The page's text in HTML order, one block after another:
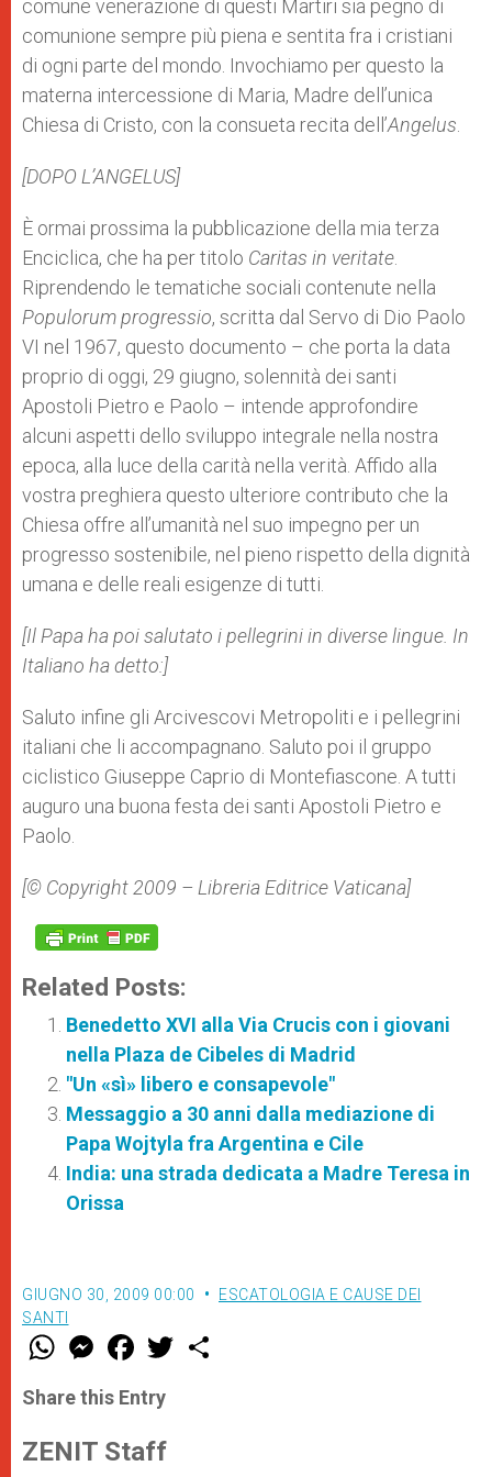
comune venerazione di questi Martiri sia pegno di
comunione sempre più piena e sentita fra i cristiani
di ogni parte del mondo. Invochiamo per questo la
materna intercessione di Maria, Madre dell’unica
Chiesa di Cristo, con la consueta recita dell’Angelus
[DOPO L’ANGELUS]
È ormai prossima la pubblicazione della mia terza
Enciclica, che ha per titolo Caritas in veritate
Riprendendo le tematiche sociali contenute nella
Populorum progressio, scritta dal Servo di Dio Paolo
VI nel 1967, questo documento – che porta la data
proprio di oggi, 29 giugno, solennità dei santi
Apostoli Pietro e Paolo – intende approfondire
alcuni aspetti dello sviluppo integrale nella nostra
epoca, alla luce della carità nella verità. Affido alla
vostra preghiera questo ulteriore contributo che la
Chiesa offre all’umanità nel suo impegno per un
progresso sostenibile, nel pieno rispetto della dignità
umana e delle reali esigenze di tutti.
[Il Papa ha poi salutato i pellegrini in diverse lingue. In
Italiano ha detto:]
Saluto infine gli Arcivescovi Metropoliti e i pellegrini
italiani che li accompagnano. Saluto poi il gruppo
ciclistico Giuseppe Caprio di Montefiascone. A tutti
auguro una buona festa dei santi Apostoli Pietro e
Paolo.
[© Copyright 2009 – Libreria Editrice Vaticana]
Related Posts:
Benedetto XVI alla Via Crucis con i giovani
nella Plaza de Cibeles di Madrid
"Un «sì» libero e consapevole"
Messaggio a 30 anni dalla mediazione di
Papa Wojtyla fra Argentina e Cile
India: una strada dedicata a Madre Teresa in
Orissa
GIUGNO 30, 2009 00:00
ESCATOLOGIA E CAUSE DEI
SANTI
W
t
s
p
p
M
e
s
e
g
e
F
a
e
b
o
k
w
Share this Entry
ZENIT Staff